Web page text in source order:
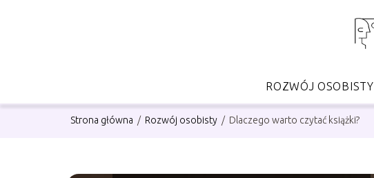
ROZWÓJ OSOBISTY
Strona główna / Rozwój osobisty / Dlaczego warto czytać książki?